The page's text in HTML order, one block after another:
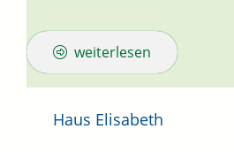
weiterlesen
Haus Elisabeth